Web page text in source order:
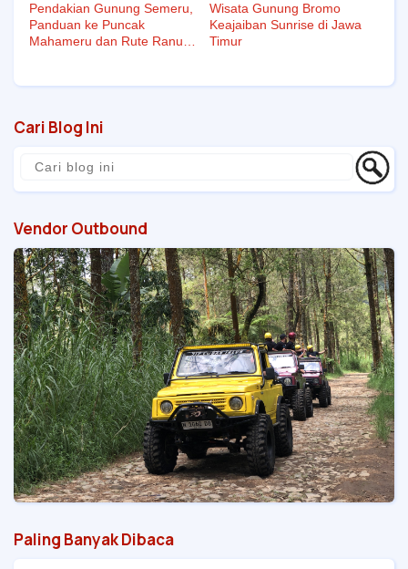
Pendakian Gunung Semeru,
Panduan ke Puncak
Mahameru dan Rute Ranu
Wisata Gunung Bromo
Keajaiban Sunrise di Jawa
Timur
Cari Blog Ini
Vendor Outbound
Paling Banyak Dibaca